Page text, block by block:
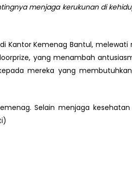
menjaga kerukunan di
Kantor Kemenag Bantul,
yang menambah
mereka yang
Selain menjaga